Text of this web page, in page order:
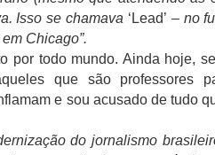
Isso se chamava ‘Lead’ – no
Chicago”.
por todo mundo. Ainda hoje,
que são professores
e sou acusado de tudo
do jornalismo